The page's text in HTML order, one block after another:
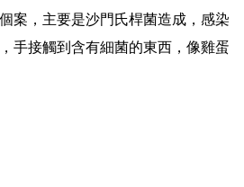
案，主要是沙門氏桿菌造成，感染
手接觸到含有細菌的東西，像雞蛋